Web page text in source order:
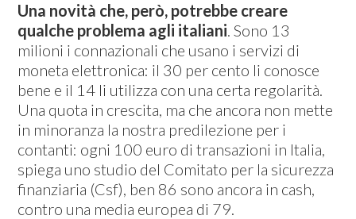
Una novità che, però, potrebbe creare
qualche problema agli italiani. Sono 13
milioni i connazionali che usano i servizi di
moneta elettronica: il 30 per cento li conosce
bene e il 14 li utilizza con una certa regolarità.
Una quota in crescita, ma che ancora non mette
in minoranza la nostra predilezione per i
contanti: ogni 100 euro di transazioni in Italia,
spiega uno studio del Comitato per la sicurezza
finanziaria (Csf), ben 86 sono ancora in cash,
contro una media europea di 79.